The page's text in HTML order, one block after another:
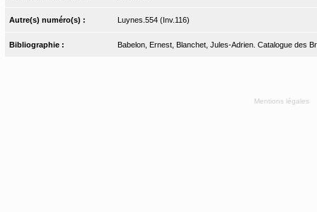
Autre(s) numéro(s) : Luynes.554 (Inv.116)
Bibliographie : Babelon, Ernest, Blanchet, Jules-Adrien. Catalogue des
Mentions légales